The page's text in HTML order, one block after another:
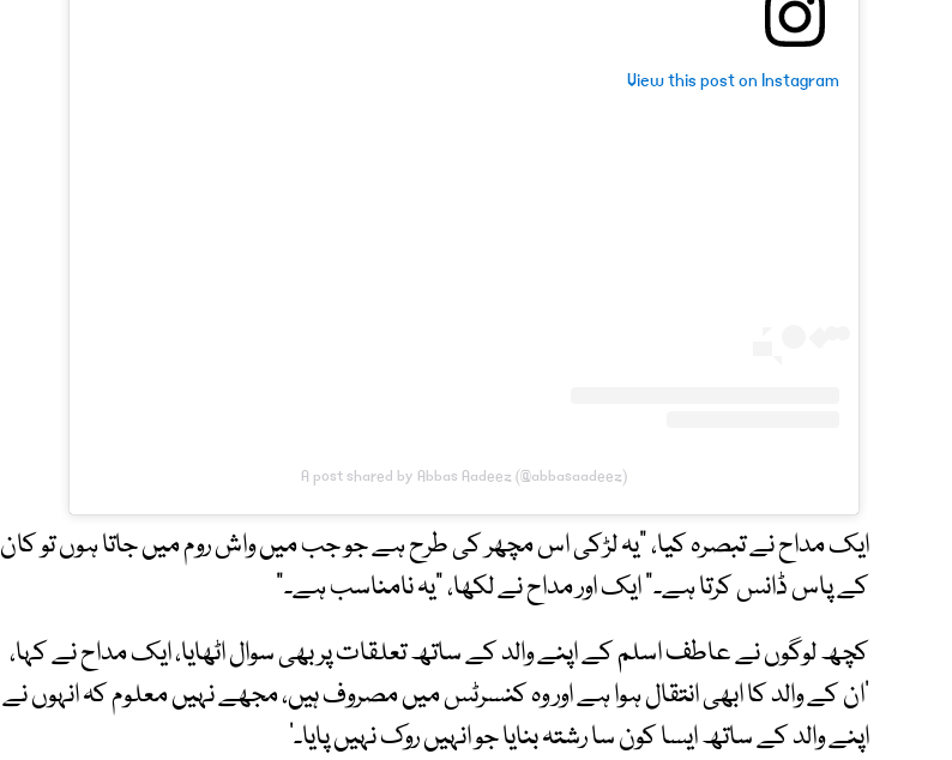
View this post on Instagram
A post shared by Abbas Aadeez (@abbasaadeez)
ایک مداح نے تبصرہ کیا، "یہ لڑکی اس مچھر کی طرح ہے جو جب میں واش روم میں جاتا ہوں تو کان
کے پاس ڈانس کرتا ہے۔" ایک اور مداح نے لکھا، "یہ نامناسب ہے۔"
کچھ لوگوں نے عاطف اسلم کے اپنے والد کے ساتھ تعلقات پر بھی سوال اٹھایا، ایک مداح نے کہا،
’ان کے والد کا ابھی انتقال ہوا ہے اور وہ کنسرٹس میں مصروف ہیں، مجھے نہیں معلوم کہ انہوں نے
اپنے والد کے ساتھ ایسا کون سا رشتہ بنایا جو انہیں روک نہیں پایا۔‘